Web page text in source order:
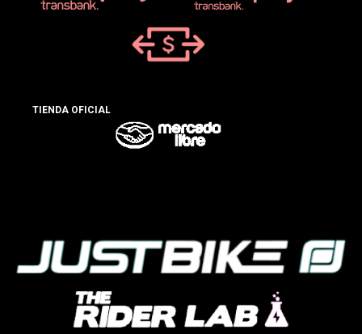
TIENDA OFICIAL